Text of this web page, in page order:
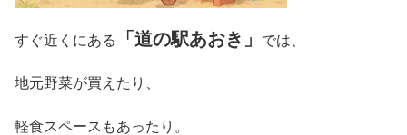
すぐ近くにある 「道の駅あおき」 では、
地元野菜が買えたり、
軽食スペースもあったり。